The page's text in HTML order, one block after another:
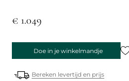
€ 1.049
Doe in je winkelmandje
Bereken levertijd en prijs